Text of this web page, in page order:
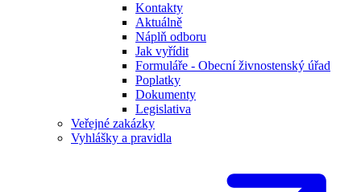
Kontakty
Aktuálně
Náplň odboru
Jak vyřídit
Formuláře - Obecní živnostenský úřad
Poplatky
Dokumenty
Legislativa
Veřejné zakázky
Vyhlášky a pravidla